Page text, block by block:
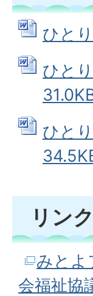
ひと
ひと
ひと
リン
みとよ
会福祉協